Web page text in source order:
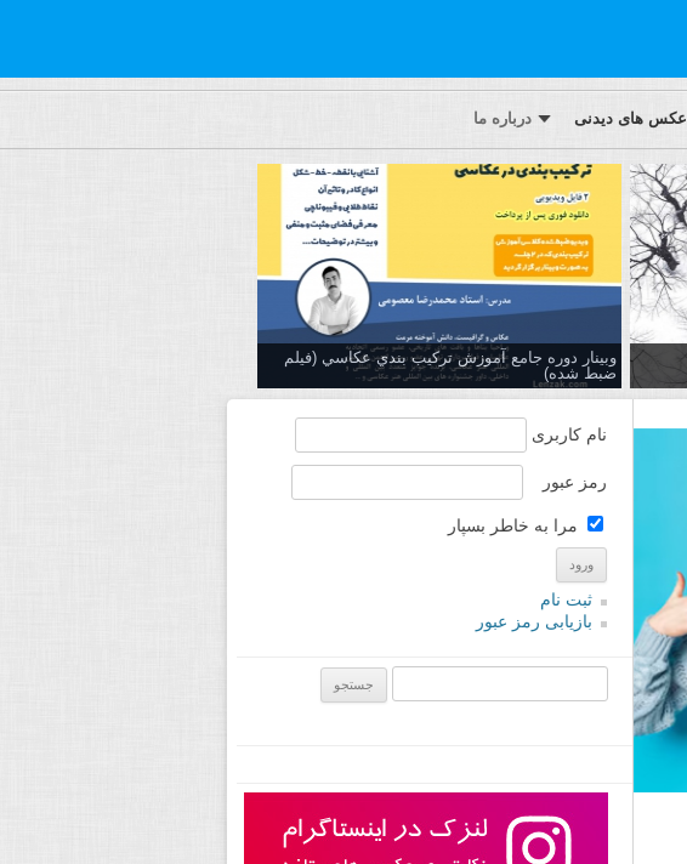
عکس های دیدنی درباره ما
وبینار دوره جامع آموزش تركيب بندي عكاسي (فیلم
ضبط شده)
نام کاربری
رمز عبور
مرا به خاطر بسپار
ثبت نام
بازیابی رمز عبور